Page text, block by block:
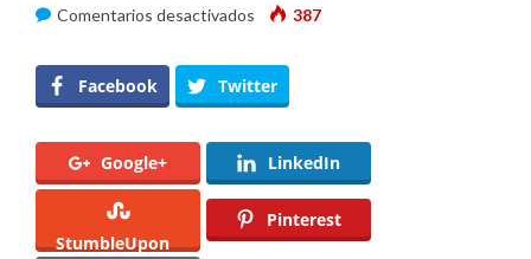
Comentarios desactivados en
Consejo
Universitario
UAQ
creación
de
tres
387
Facebook Twitter
Google+ LinkedIn
StumbleUpon
Pinterest